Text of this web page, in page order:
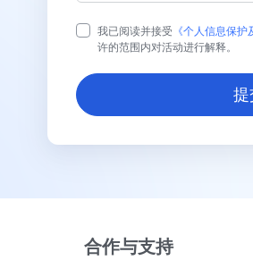
我已阅读并接受 《个人信息保护
许的范围内对活动进行解释。
提
合作与支持